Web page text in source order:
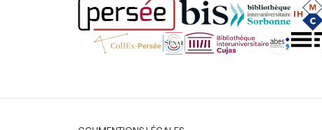
Légal